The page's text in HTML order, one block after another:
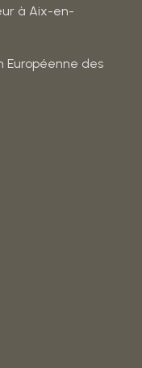
à Aix-en-
Européenne des